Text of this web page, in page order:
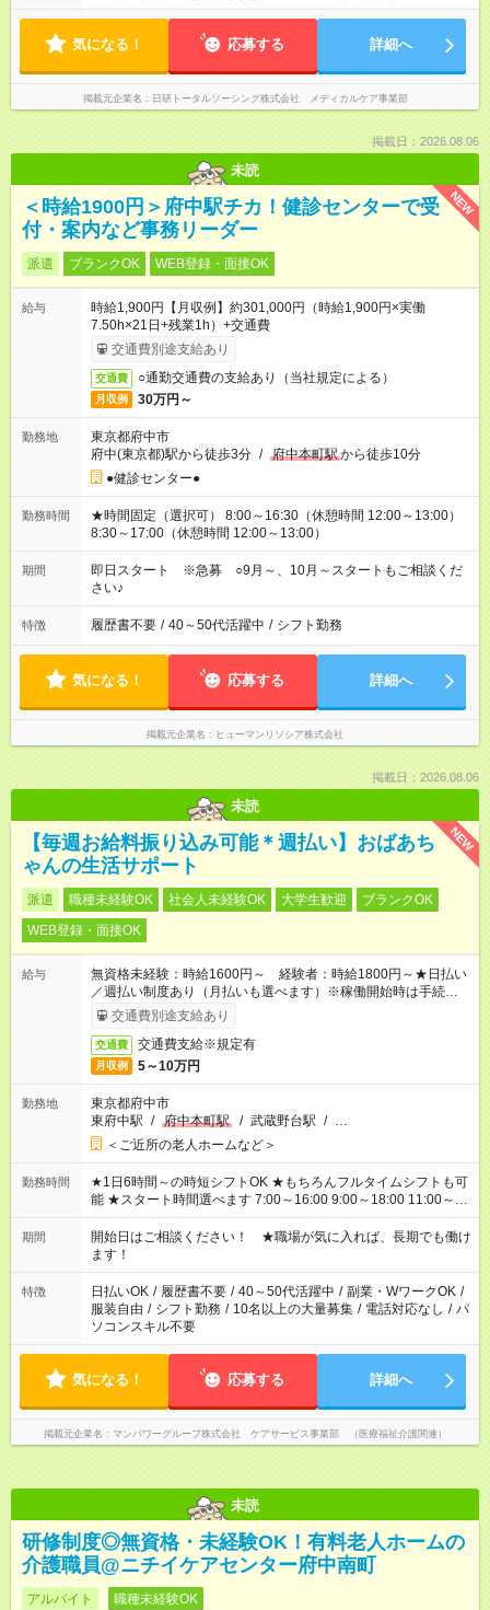
気になる！ 応募する 詳細へ
掲載元企業名 日研トータルソーシング株式会社 メディカルケア事業部
掲載日：2026.08.06
未読
NEW
＜時給1900円＞府中駅チカ！健診センターで受
付・案内など事務リーダー
派遣 ブランクOK WEB登録・面接OK
給与
時給1,900円【月収例】約301,000円（時給1,900円×実働
7.50h×21日+残業1h）+交通費
交通費別途支給あり
交通費 ○通勤交通費の支給あり（当社規定による）
月収例 30万円～
勤務地
東京都府中市
府中(東京都)駅から徒歩3分 / 府中本町駅から徒歩10分
●健診センター●
勤務時間
★時間固定（選択可） 8:00～16:30（休憩時間 12:00～13:00）
8:30～17:00（休憩時間 12:00～13:00）
期間
即日スタート ※急募 ○9月～、10月～スタートもご相談くだ
さい♪
特徴 履歴書不要 / 40～50代活躍中 / シフト勤務
気になる！ 応募する 詳細へ
掲載元企業名 ヒューマンリソシア株式会社
掲載日：2026.08.06
未読
NEW
【毎週お給料振り込み可能＊週払い】おばあち
ゃんの生活サポート
派遣 職種未経験OK 社会人未経験OK 大学生歓迎
ブランクOK
WEB登録・面接OK
給与
無資格未経験：時給1600円～ 経験者：時給1800円～★日払い
／週払い制度あり（月払いも選べます）※稼働開始時は手続き完
了次第のお支払いとなります。
交通費別途支給あり
交通費 交通費支給※規定有
月収例 5～10万円
勤務地
東京都府中市
東府中駅 / 府中本町駅 / 武蔵野台駅 / …
＜ご近所の老人ホームなど＞
勤務時間
★1日6時間～の時短シフトOK ★もちろんフルタイムシフトも可
能 ★スタート時間選べます 7:00～16:00 9:00～18:00 11:00～
20:00 など 残業なし！ ※Wワークの場合、他のお仕事と合わせ
週40時間超の就業はご案内できません ※法令に基づき、週20時
間以上勤務は社会保険への加入対象となります ※労働者派遣法
（日雇い派遣の原則禁止）により、短時間・短期間の就業はご
案内が難しい場合があります
期間
開始日はご相談ください！ ★職場が気に入れば、長期でも働け
ます！
特徴 日払いOK / 履歴書不要 / 40～50代活躍中 / 副業・WワークOK /
服装自由 / シフト勤務 / 10名以上の大量募集 / 電話対応なし / パ
ソコンスキル不要
気になる！ 応募する 詳細へ
掲載元企業名 マンパワーグループ株式会社 ケアサービス事業部 （医療福祉介護関連）
未読
研修制度◎無資格・未経験OK！有料老人ホームの
介護職員@ニチイケアセンター府中南町
アルバイト 職種未経験OK